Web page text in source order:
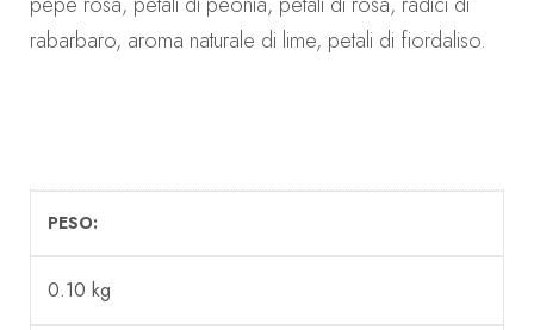
rabarbaro, aroma naturale di lime, petali di fiordaliso.
PESO
0.10 kg